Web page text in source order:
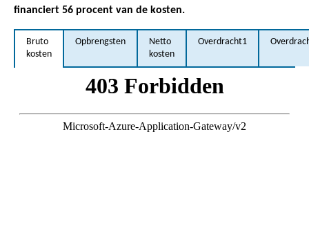
financiert 56 procent van de kosten.
Bruto
kosten
Opbrengsten
Netto
kosten
Overdracht1